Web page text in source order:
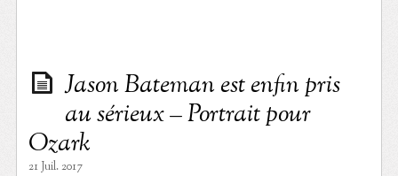
Jason Bateman est enfin pris
au sérieux – Portrait pour
Ozark
21 Juil. 2017